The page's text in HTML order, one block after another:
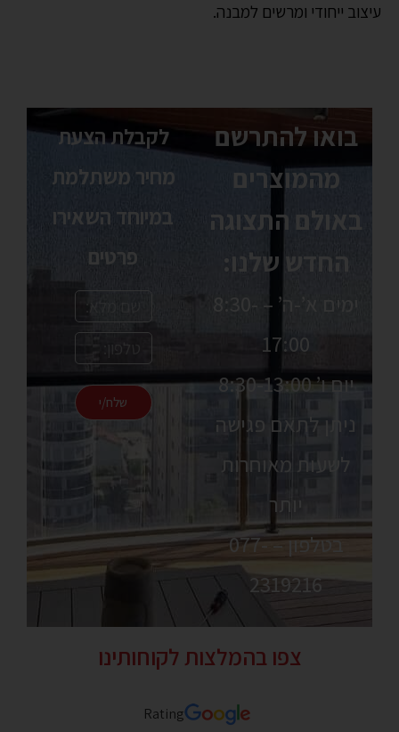
עיצוב ייחודי ומרשים למבנה.
בואו להתרשם
מהמוצרים
באולם התצוגה
החדש שלנו:
ימים א’-ה’ – 8:30-
17:00
יום ו’ 8:30-13:00
ניתן לתאם פגישה
לשעות מאוחרות
יותר
בטלפון –077-
2319216
לקבלת הצעת
מחיר משתלמת
במיוחד השאירו
פרטים
שלח/י
צפו בהמלצות לקוחותינו
Rating